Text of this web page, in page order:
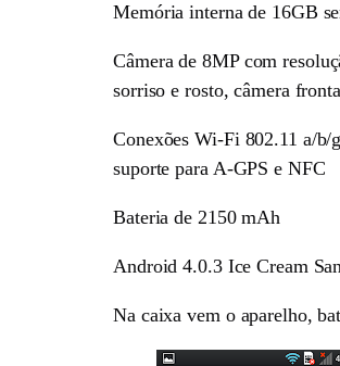
Memória interna de 16GB
Câmera de 8MP com
sorriso e rosto, câmera
Conexões Wi-Fi 802.11 a/
suporte para A-GPS e NFC
Bateria de 2150 mAh
Android 4.0.3 Ice Cream
Na caixa vem o aparelho,